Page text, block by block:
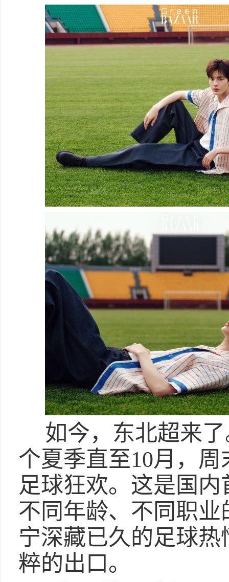
如今，东北超来
个夏季直至10月，
足球狂欢。这是国
不同年龄、不同职
宁深藏已久的足球
粹的出口。